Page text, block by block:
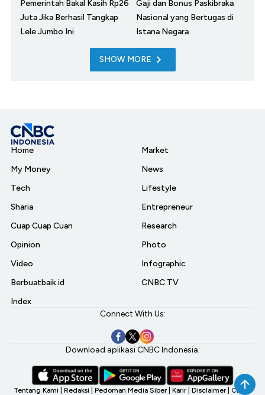
Pemerintah Bakal Kasih Rp26
Juta Jika Berhasil Tangkap
Lele Jumbo Ini
Gaji dan Bonus Paskibraka
Nasional yang Bertugas di
Istana Negara
SHOW MORE
Home
My Money
Tech
Sharia
Cuap Cuap Cuan
Opinion
Video
Berbuatbaik.id
Index
Market
News
Lifestyle
Entrepreneur
Research
Photo
Infographic
CNBC TV
Connect With Us:
Download aplikasi CNBC Indonesia:
Tentang Kami Redaksi Pedoman Media Siber Karir Disclaimer CNBC